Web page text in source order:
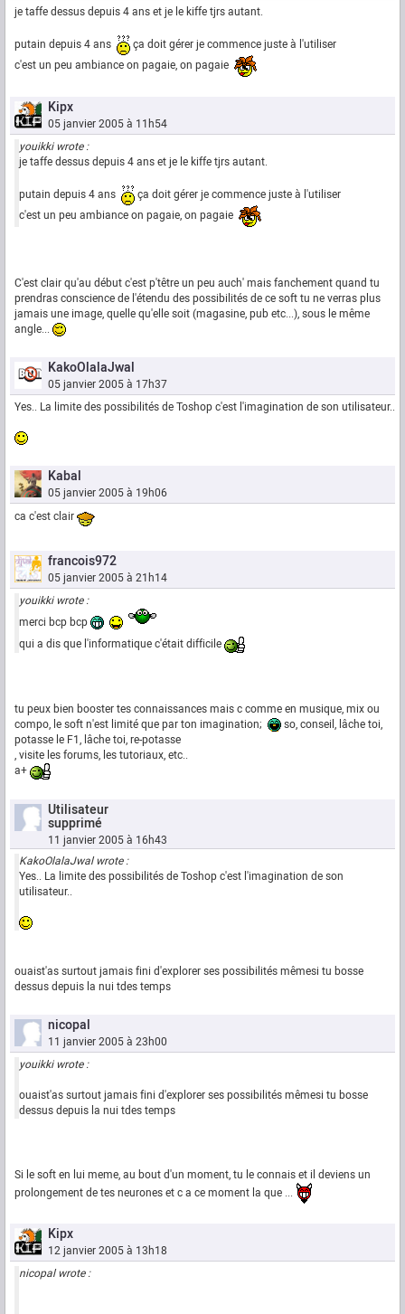
je taffe dessus depuis 4 ans et je le kiffe tjrs autant.
putain depuis 4 ans
ça doit gérer je commence juste à l'utiliser
c'est un peu ambiance on pagaie, on pagaie
Kipx
05 janvier 2005 à 11h54
youikki wrote :
je taffe dessus depuis 4 ans et je le kiffe tjrs autant.
putain depuis 4 ans
ça doit gérer je commence juste à l'utiliser
c'est un peu ambiance on pagaie, on pagaie
C'est clair qu'au début c'est p'têtre un peu auch' mais fanchement quand tu
prendras conscience de l'étendu des possibilités de ce soft tu ne verras plus
jamais une image, quelle qu'elle soit (magasine, pub etc...), sous le même
angle...
KakoOlalaJwal
05 janvier 2005 à 17h37
Yes.. La limite des possibilités de Toshop c'est l'imagination de son utilisateur..
Kabal
05 janvier 2005 à 19h06
ca c'est clair
francois972
05 janvier 2005 à 21h14
youikki wrote :
merci bcp bcp
qui a dis que l'informatique c'était difficile
tu peux bien booster tes connaissances mais c comme en musique, mix ou
compo, le soft n'est limité que par ton imagination;
so, conseil, lâche toi,
potasse le F1, lâche toi, re-potasse
, visite les forums, les tutoriaux, etc..
a+
Utilisateur
supprimé
11 janvier 2005 à 16h43
KakoOlalaJwal wrote :
Yes.. La limite des possibilités de Toshop c'est l'imagination de son
utilisateur..
ouaist'as surtout jamais fini d'explorer ses possibilités mêmesi tu bosse
dessus depuis la nui tdes temps
nicopal
11 janvier 2005 à 23h00
youikki wrote :
ouaist'as surtout jamais fini d'explorer ses possibilités mêmesi tu bosse
dessus depuis la nui tdes temps
Si le soft en lui meme, au bout d'un moment, tu le connais et il deviens un
prolongement de tes neurones et c a ce moment la que ...
Kipx
12 janvier 2005 à 13h18
nicopal wrote :